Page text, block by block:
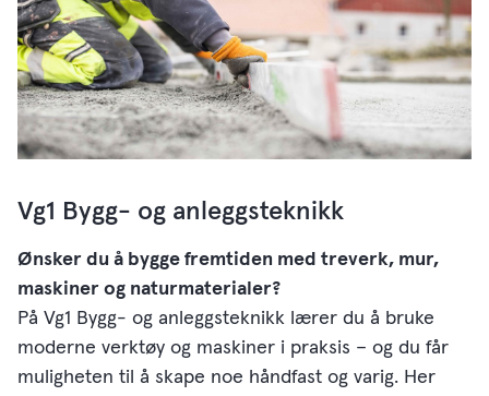
Vg1 Bygg- og anleggsteknikk
Ønsker du å bygge fremtiden med treverk, mur,
maskiner og naturmaterialer?
På Vg1 Bygg- og anleggsteknikk lærer du å bruke
moderne verktøy og maskiner i praksis – og du får
muligheten til å skape noe håndfast og varig. Her